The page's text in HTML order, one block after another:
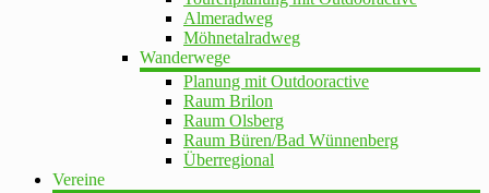
Almeradweg
Möhnetalradweg
Wanderwege
Planung mit Outdooractive
Raum Brilon
Raum Olsberg
Raum Büren/Bad Wünnenberg
Überregional
Vereine